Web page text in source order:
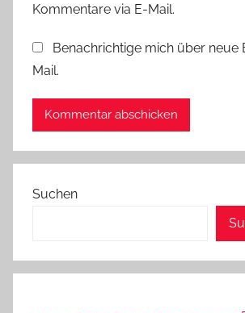
Kommentare via E-Mail.
Benachrichtige mich über neue
Mail.
Suchen